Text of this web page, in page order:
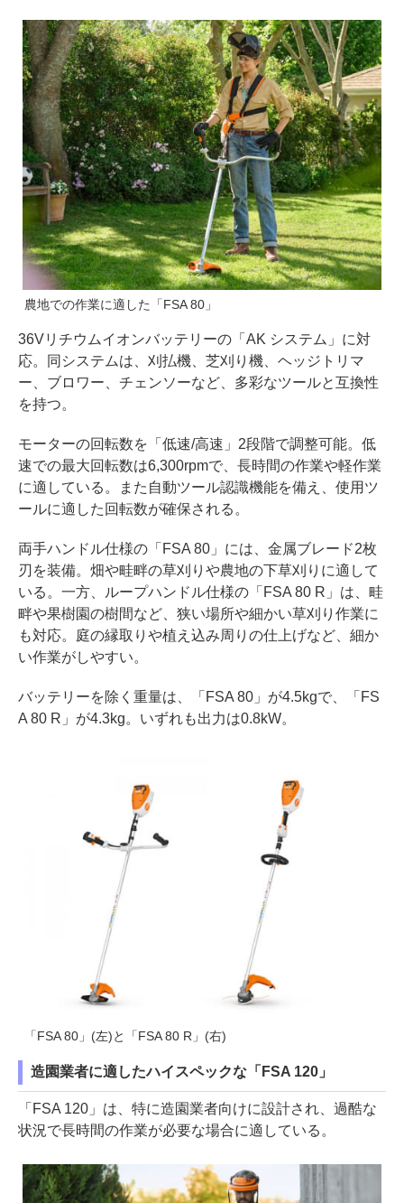
農地での作業に適した「FSA 80」
36Vリチウムイオンバッテリーの「AK システム」に対
応。同システムは、刈払機、芝刈り機、ヘッジトリマ
ー、ブロワー、チェンソーなど、多彩なツールと互換性
を持つ。
モーターの回転数を「低速/高速」2段階で調整可能。低
速での最大回転数は6,300rpmで、長時間の作業や軽作業
に適している。また自動ツール認識機能を備え、使用ツ
ールに適した回転数が確保される。
両手ハンドル仕様の「FSA 80」には、金属ブレード2枚
刃を装備。畑や畦畔の草刈りや農地の下草刈りに適して
いる。一方、ループハンドル仕様の「FSA 80 R」は、畦
畔や果樹園の樹間など、狭い場所や細かい草刈り作業に
も対応。庭の縁取りや植え込み周りの仕上げなど、細か
い作業がしやすい。
バッテリーを除く重量は、「FSA 80」が4.5kgで、「FS
A 80 R」が4.3kg。いずれも出力は0.8kW。
「FSA 80」(左)と「FSA 80 R」(右)
造園業者に適したハイスペックな「FSA 120」
「FSA 120」は、特に造園業者向けに設計され、過酷な
状況で長時間の作業が必要な場合に適している。